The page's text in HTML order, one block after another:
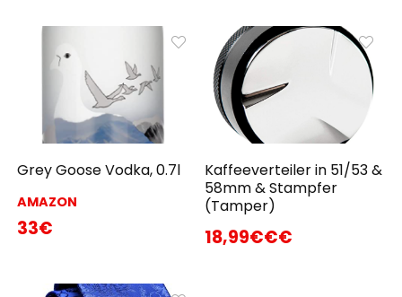
Grey Goose Vodka, 0.7l
AMAZON
33€
Kaffeeverteiler in 51/53 &
58mm & Stampfer
(Tamper)
18,99€€€